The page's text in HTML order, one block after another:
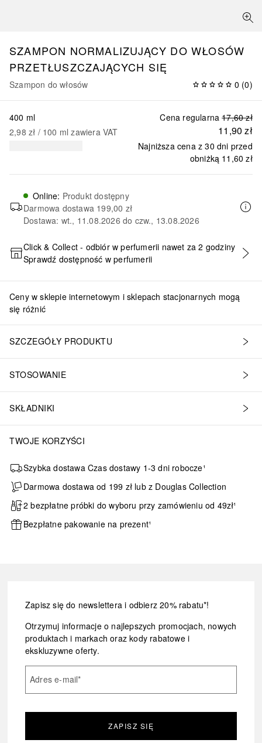
SZAMPON NORMALIZUJĄCY DO WŁOSÓW
PRZETŁUSZCZAJĄCYCH SIĘ
Szampon do włosów 0 (0)
Cena regularna 17,60 zł
11,90 zł
Najniższa cena z 30 dni przed
obniżką 11,60 zł
400 ml
2,98 zł / 100 ml zawiera VAT
Online: Produkt dostępny
Darmowa dostawa 199,00 zł
Dostawa: wt., 11.08.2026 do czw., 13.08.2026
DODAJ DO KOSZYKA
Click & Collect - odbiór w perfumerii nawet za 2 godziny
Sprawdź dostępność w perfumerii
Ceny w sklepie internetowym i sklepach stacjonarnych mogą
się różnić
SZCZEGÓŁY PRODUKTU
STOSOWANIE
SKŁADNIKI
TWOJE KORZYŚCI
Szybka dostawa Czas dostawy 1-3 dni robocze¹
Darmowa dostawa od 199 zł lub z Douglas Collection
2 bezpłatne próbki do wyboru przy zamówieniu od 49zł¹
Bezpłatne pakowanie na prezent¹
Zapisz się do newslettera i odbierz 20% rabatu*!
Otrzymuj informacje o najlepszych promocjach, nowych
produktach i markach oraz kody rabatowe i
ekskluzywne oferty.
Adres e-mail*
ZAPISZ SIĘ